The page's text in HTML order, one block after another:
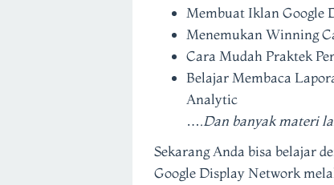
Membuat Iklan Google
Menemukan Winning
Cara Mudah Praktek
Belajar Membaca
Analytic
….Dan banyak materi
Sekarang Anda bisa belajar
Google Display Network